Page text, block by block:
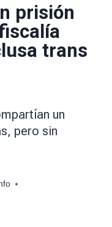
prisión
trans
un
pero sin